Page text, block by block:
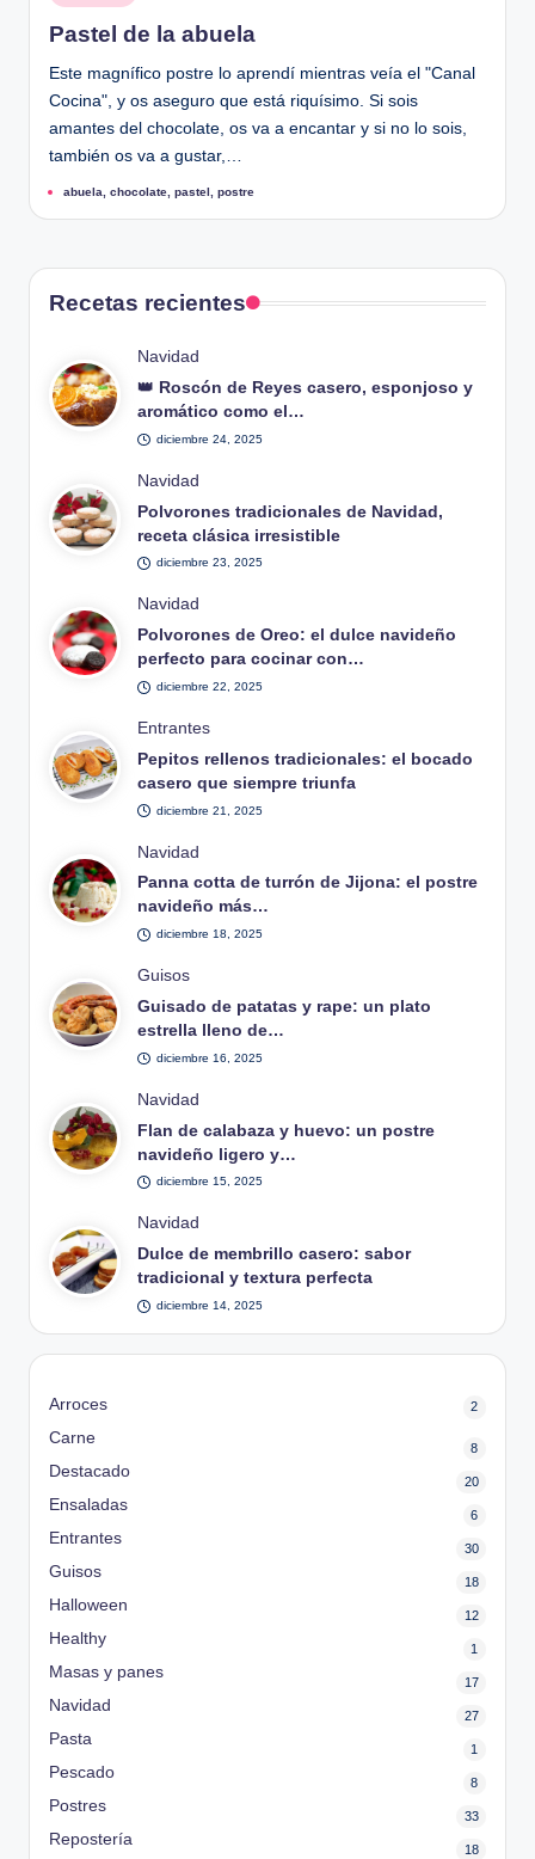
en
Pastel de la abuela
Este magnífico postre lo aprendí mientras veía el "Canal
Cocina", y os aseguro que está riquísimo. Si sois
amantes del chocolate, os va a encantar y si no lo sois,
también os va a gustar,…
Etiquetas:
abuela chocolate pastel postre
Recetas recientes
Publicado
en
Navidad
👑 Roscón de Reyes casero, esponjoso y
aromático como el…
diciembre 24, 2025
Publicado
en
Navidad
Polvorones tradicionales de Navidad,
receta clásica irresistible
diciembre 23, 2025
Publicado
en
Navidad
Polvorones de Oreo: el dulce navideño
perfecto para cocinar con…
diciembre 22, 2025
Publicado
en
Entrantes
Pepitos rellenos tradicionales: el bocado
casero que siempre triunfa
diciembre 21, 2025
Publicado
en
Navidad
Panna cotta de turrón de Jijona: el postre
navideño más…
diciembre 18, 2025
Publicado
en
Guisos
Guisado de patatas y rape: un plato
estrella lleno de…
diciembre 16, 2025
Publicado
en
Navidad
Flan de calabaza y huevo: un postre
navideño ligero y…
diciembre 15, 2025
Publicado
en
Navidad
Dulce de membrillo casero: sabor
tradicional y textura perfecta
diciembre 14, 2025
Arroces 2
Carne
8
Destacado
20
Ensaladas
6
Entrantes
30
Guisos
18
Halloween
12
Healthy
1
Masas y panes
17
Navidad
27
Pasta
1
Pescado
8
Postres
33
Repostería
18